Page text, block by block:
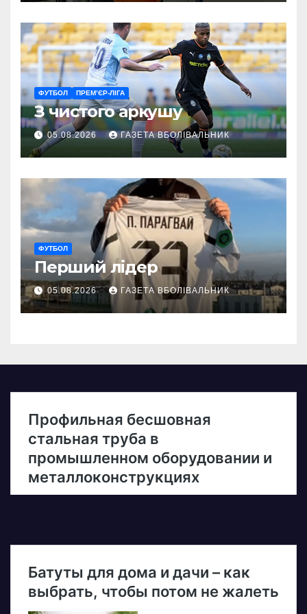
ветеранам
ФУТБОЛ ПРЕМ’ЄР-ЛІГА
З чистого аркушу
05.08.2026 ГАЗЕТА ВБОЛІВАЛЬНИК
ФУТБОЛ
Перший лідер
05.08.2026 ГАЗЕТА ВБОЛІВАЛЬНИК